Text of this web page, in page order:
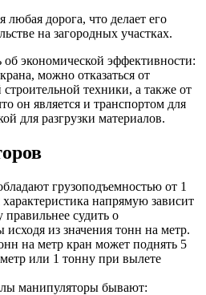
любая дорога, что делает его
на загородных участках.
об экономической эффективности:
можно отказаться от
техники, а также от
он является и транспортом для
для разгрузки материалов.
грузоподъемностью от 1
напрямую зависит
судить о
из значения тонн на метр.
на метр кран может поднять 5
или 1 тонну при вылете
манипуляторы бывают: